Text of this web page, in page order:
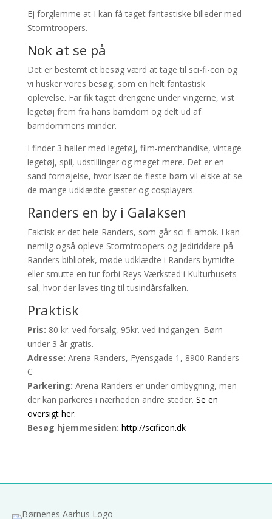
Ej forglemme at I kan få taget fantastiske billeder med
Stormtroopers.
Nok at se på
Det er bestemt et besøg værd at tage til sci-fi-con og
vi husker vores besøg, som en helt fantastisk
oplevelse. Far fik taget drengene under vingerne, vist
legetøj frem fra hans barndom og delt ud af
barndommens minder.
I finder 3 haller med legetøj, film-merchandise, vintage
legetøj, spil, udstillinger og meget mere. Det er en
sand fornøjelse, hvor især de fleste børn vil elske at se
de mange udklædte gæster og cosplayers.
Randers en by i Galaksen
Faktisk er det hele Randers, som går sci-fi amok. I kan
nemlig også opleve Stormtroopers og jediriddere på
Randers bibliotek, møde udklædte i Randers bymidte
eller smutte en tur forbi Reys Værksted i Kulturhusets
sal, hvor der laves ting til tusindårsfalken.
Praktisk
Pris: 80 kr. ved forsalg, 95kr. ved indgangen. Børn
under 3 år gratis.
Adresse: Arena Randers, Fyensgade 1, 8900 Randers
C
Parkering: Arena Randers er under ombygning, men
der kan parkeres i nærheden andre steder. Se en
oversigt her.
Besøg hjemmesiden: http://scificon.dk